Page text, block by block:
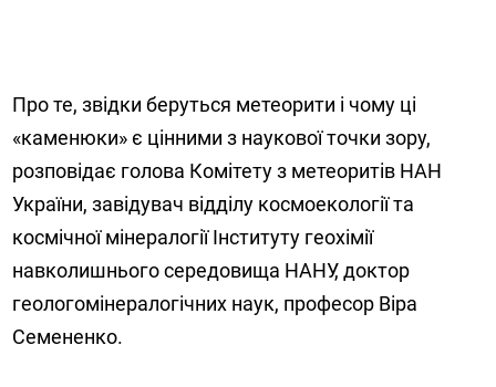
Про те, звідки беруться метеорити і чому ці
«каменюки» є цінними з наукової точки зору,
розповідає голова Комітету з метеоритів НАН
України, завідувач відділу космоекології та
космічної мінералогії Інституту геохімії
навколишнього середовища НАНУ, доктор
геолого­мінералогічних наук, професор Віра
Семененко.